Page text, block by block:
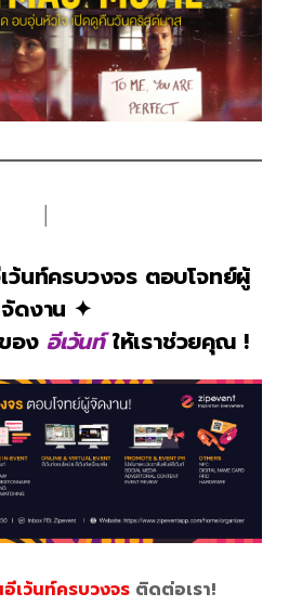
ว้นท์ครบวงจร ตอบโจทย์ผู้
จัดงาน ✦
อง อีเว้นท์ให้เราช่วยคุณ !
เว้นท์ครบวงจรติดต่อเรา!